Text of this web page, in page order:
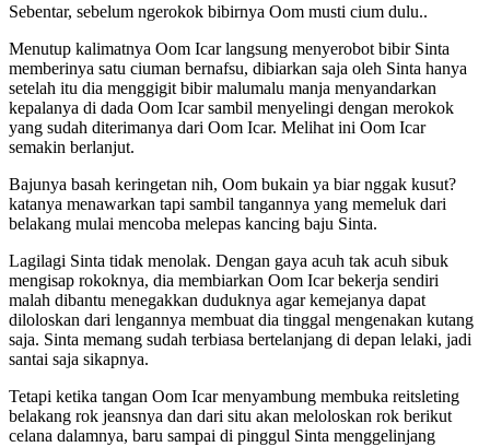
Sebentar, sebelum ngerokok bibirnya Oom musti cium dulu..
Menutup kalimatnya Oom Icar langsung menyerobot bibir Sinta
memberinya satu ciuman bernafsu, dibiarkan saja oleh Sinta hanya
setelah itu dia menggigit bibir malumalu manja menyandarkan
kepalanya di dada Oom Icar sambil menyelingi dengan merokok
yang sudah diterimanya dari Oom Icar. Melihat ini Oom Icar
semakin berlanjut.
Bajunya basah keringetan nih, Oom bukain ya biar nggak kusut?
katanya menawarkan tapi sambil tangannya yang memeluk dari
belakang mulai mencoba melepas kancing baju Sinta.
Lagilagi Sinta tidak menolak. Dengan gaya acuh tak acuh sibuk
mengisap rokoknya, dia membiarkan Oom Icar bekerja sendiri
malah dibantu menegakkan duduknya agar kemejanya dapat
diloloskan dari lengannya membuat dia tinggal mengenakan kutang
saja. Sinta memang sudah terbiasa bertelanjang di depan lelaki, jadi
santai saja sikapnya.
Tetapi ketika tangan Oom Icar menyambung membuka reitsleting
belakang rok jeansnya dan dari situ akan meloloskan rok berikut
celana dalamnya, baru sampai di pinggul Sinta menggelinjang